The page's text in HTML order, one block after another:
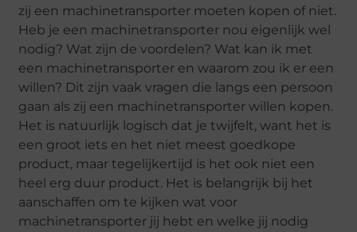
zij een machinetransporter moeten kopen of niet.
Heb je een machinetransporter nou eigenlijk wel
nodig? Wat zijn de voordelen? Wat kan ik met
een machinetransporter en waarom zou ik er een
willen? Dit zijn vaak vragen die langs een persoon
gaan als zij een machinetransporter willen kopen.
Het is natuurlijk logisch dat je twijfelt, want het is
een groot iets en het niet meest goedkope
product, maar tegelijkertijd is het ook niet een
heel erg duur product. Het is belangrijk bij het
aanschaffen om te kijken wat voor
machinetransporter jij hebt en welke jij nodig